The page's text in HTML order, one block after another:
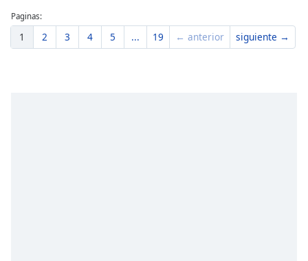
Paginas:
1 2 3 4 5 ... 19 ← anterior siguiente →